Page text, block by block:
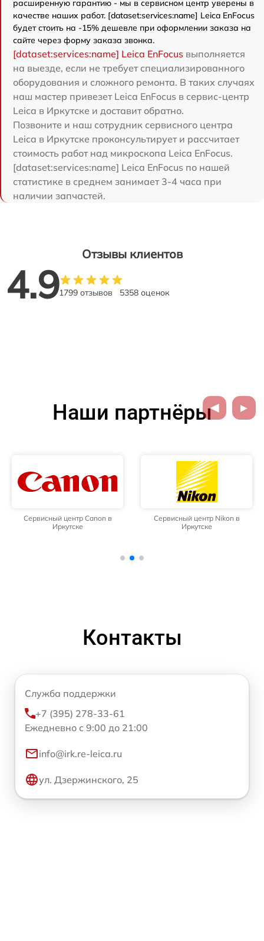
расширенную гарантию - мы в сервисном центр уверены в
качестве наших работ. [dataset:services:name] Leica EnFocus
будет стоить на -15% дешевле при оформлении заказа на
сайте через форму заказа звонка.
[dataset:services:name] Leica EnFocus выполняется
на выезде, если не требует специализированного
оборудования и сложного ремонта. В таких случаях
наш мастер привезет Leica EnFocus в сервис-центр
Leica в Иркутске и доставит обратно.
Позвоните и наш сотрудник сервисного центра
Leica в Иркутске проконсультирует и рассчитает
стоимость работ над микроскопа Leica EnFocus.
[dataset:services:name] Leica EnFocus по нашей
статистике в среднем занимает 3-4 часа при
наличии запчастей.
Отзывы клиентов
4.91799 отзывов 5358 оценок
Наши партнёры
Сервисный центр Canon в
Иркутске
Сервисный центр Nikon в
Иркутске
Контакты
Служба поддержки
+7 (395) 278-33-61
Ежедневно с 9:00 до 21:00
info@irk.re-leica.ru
ул. Дзержинского, 25